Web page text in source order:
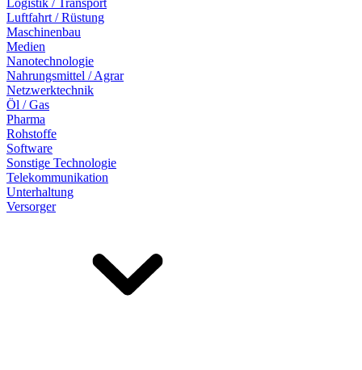
Logistik / Transport
Luftfahrt / Rüstung
Maschinenbau
Medien
Nanotechnologie
Nahrungsmittel / Agrar
Netzwerktechnik
Öl / Gas
Pharma
Rohstoffe
Software
Sonstige Technologie
Telekommunikation
Unterhaltung
Versorger